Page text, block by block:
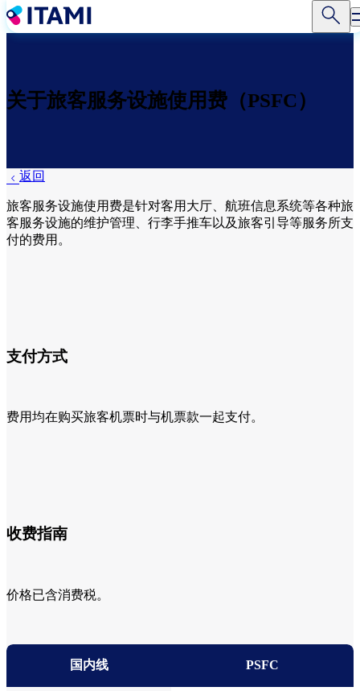
跳
转
内
关于旅客服务设施使用费（PSFC）
返回
旅客服务设施使用费是针对客用大厅、航班信息系统等各种旅
客服务设施的维护管理、行李手推车以及旅客引导等服务所支
付的费用。
支付方式
费用均在购买旅客机票时与机票款一起支付。
收费指南
价格已含消费税。
国内线 PSFC